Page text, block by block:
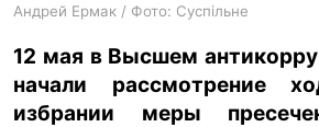
Андрей Ермак / Фото: Суспільне
12 мая в Высшем
начали рассмотрение
избрании меры